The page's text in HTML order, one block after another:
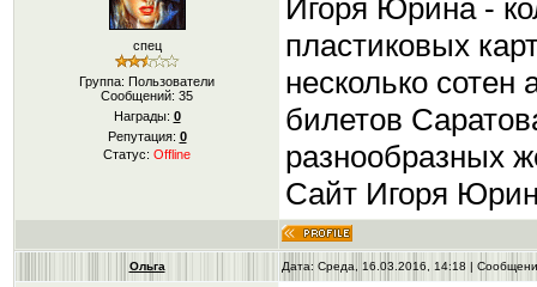
спец
Группа: Пользователи
Сообщений: 35
Награды: 0
Репутация: 0
Статус: Offline
Игоря Юрина -
пластиковых
несколько
билетов
разнообразных
Сайт Игоря
Ольга Дата: Среда, 16.03.2016, 14:18 |